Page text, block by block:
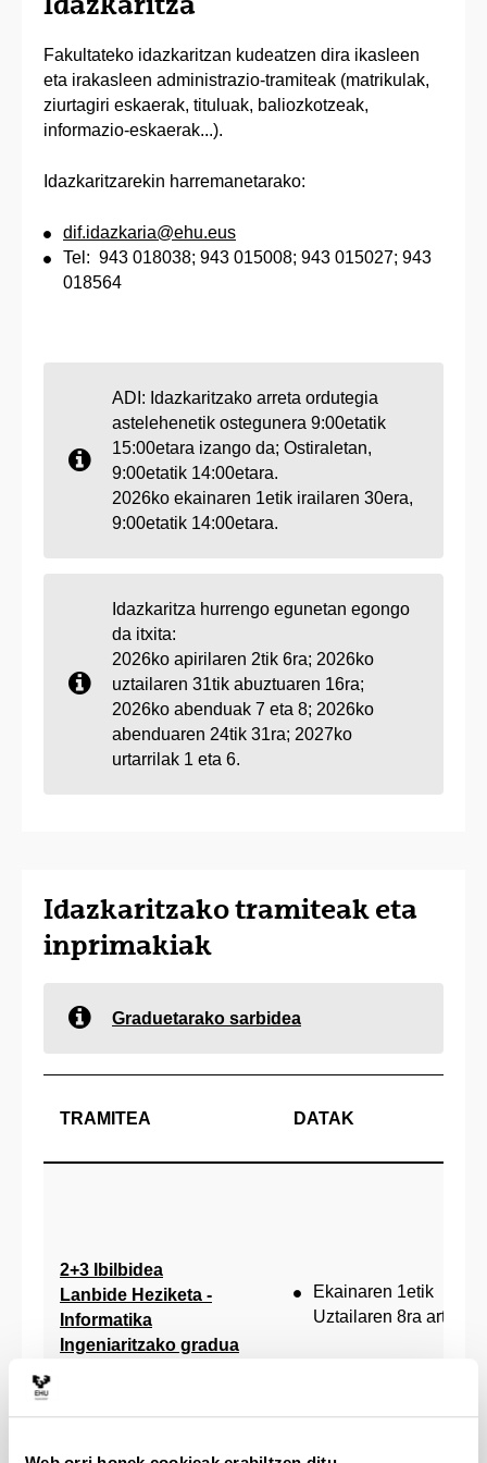
Fakultateko idazkaritzan kudeatzen dira ikasleen
eta irakasleen administrazio-tramiteak (matrikulak,
ziurtagiri eskaerak, tituluak, baliozkotzeak,
informazio-eskaerak...).
Idazkaritzarekin harremanetarako:
dif.idazkaria@ehu.eus
Tel: 943 018038; 943 015008; 943 015027; 943
018564
ADI: Idazkaritzako arreta ordutegia
astelehenetik ostegunera 9:00etatik
15:00etara izango da; Ostiraletan,
9:00etatik 14:00etara.
2026ko ekainaren 1etik irailaren 30era,
9:00etatik 14:00etara.
Idazkaritza hurrengo egunetan egongo
da itxita:
2026ko apirilaren 2tik 6ra; 2026ko
uztailaren 31tik abuztuaren 16ra;
2026ko abenduak 7 eta 8; 2026ko
abenduaren 24tik 31ra; 2027ko
urtarrilak 1 eta 6.
Idazkaritzako tramiteak eta
inprimakiak
Graduetarako sarbidea
TRAMITEA DATAK
2+3 Ibilbidea
Lanbide Heziketa -
Informatika
Ingeniaritzako gradua
Ekainaren 1etik
Uztailaren 8ra arte